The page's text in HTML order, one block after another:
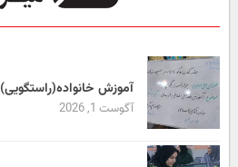
آموزش خانواده(راستگویی)
آگوست 1, 2026